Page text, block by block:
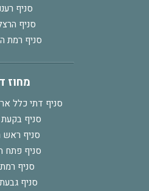
סניף
סניף
סניף רמת
מחוז
סניף דתי כלל
סניף בקעת
סניף ראש
סניף פתח
סניף
סניף